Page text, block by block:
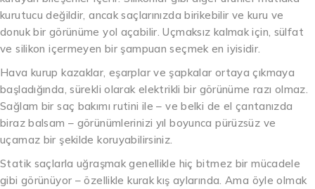
kurutucu değildir, ancak saçlarınızda birikebilir ve kuru ve
donuk bir görünüme yol açabilir. Uçmaksız kalmak için, sülfat
ve silikon içermeyen bir şampuan seçmek en iyisidir.
Hava kurup kazaklar, eşarplar ve şapkalar ortaya çıkmaya
başladığında, sürekli olarak elektrikli bir görünüme razı olmaz.
Sağlam bir saç bakımı rutini ile – ve belki de el çantanızda
biraz balsam – görünümlerinizi yıl boyunca pürüzsüz ve
uçamaz bir şekilde koruyabilirsiniz.
Statik saçlarla uğraşmak genellikle hiç bitmez bir mücadele
gibi görünüyor – özellikle kurak kış aylarında. Ama öyle olmak